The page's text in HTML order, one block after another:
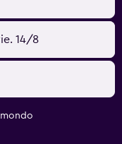
14/8